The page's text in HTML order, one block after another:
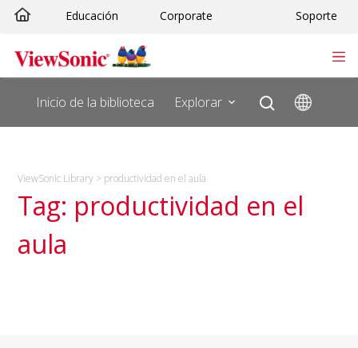
Saltar
contenido
Educación Corporate Soporte
Inicio de la biblioteca Explorar
ViewSonic Library > productividad en el aula
Tag: productividad en el
aula